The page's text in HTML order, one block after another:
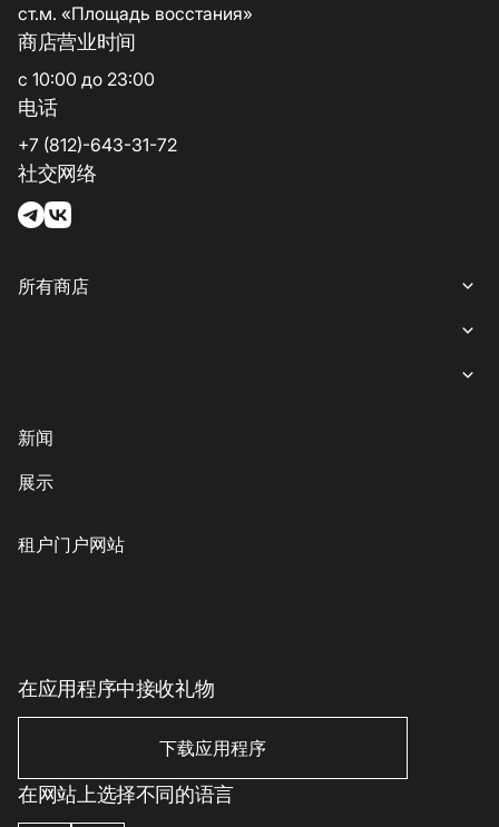
ст.м. «Площадь восстания»
商店营业时间
с 10:00 до 23:00
电话
+7 (812)-643-31-72
社交网络
所有商店
鞋子与箱包
儿童商品
家居用品
coffee-sweets
格魯吉亞菜
素食主義者/素食主義者
客户服务
儿童服务
新闻
展示
租户门户网站
在应用程序中接收礼物
下载应用程序
在网站上选择不同的语言